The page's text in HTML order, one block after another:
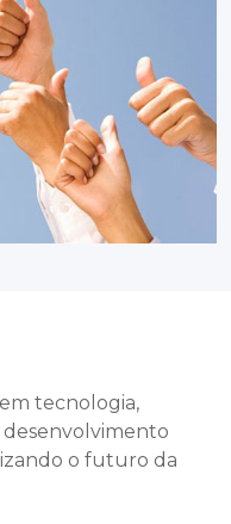
tecnologia,
desenvolvimento
o futuro da